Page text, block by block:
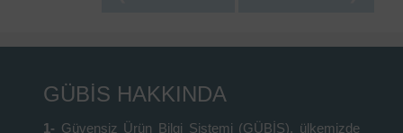
GÜBİS HAKKINDA
1- Güvensiz Ürün Bilgi Sistemi (GÜBİS), ülkemizde